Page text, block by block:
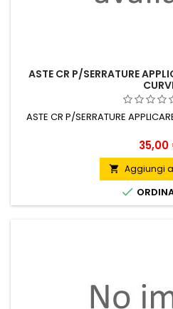
ASTE CR P/SERRATURE
ASTE CR P/SERRATURE
Prezzo
35,00
 Aggiungi
